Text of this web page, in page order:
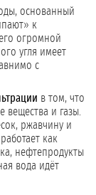
основанный
к
огромной
угля имеет
с
в том, что
вещества и газы.
ржавчину и
как
нефтепродукты
вода идёт